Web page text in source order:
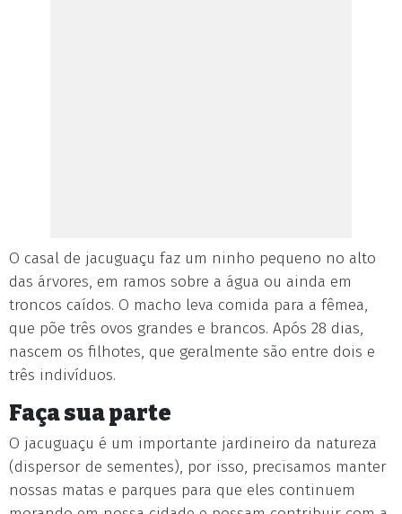
O casal de jacuguaçu faz um ninho pequeno no alto
das árvores, em ramos sobre a água ou ainda em
troncos caídos. O macho leva comida para a fêmea,
que põe três ovos grandes e brancos. Após 28 dias,
nascem os filhotes, que geralmente são entre dois e
três indivíduos.
Faça sua parte
O jacuguaçu é um importante jardineiro da natureza
(dispersor de sementes), por isso, precisamos manter
nossas matas e parques para que eles continuem